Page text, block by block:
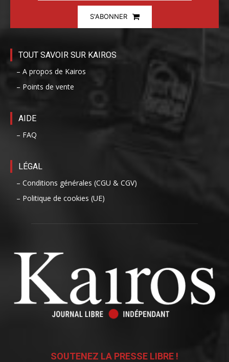
S'ABONNER
TOUT SAVOIR SUR KAIROS
– A propos de Kairos
– Points de vente
AIDE
– FAQ
LÉGAL
– Conditions générales (CGU & CGV)
– Politique de cookies (UE)
SOUTENEZ LA PRESSE LIBRE !